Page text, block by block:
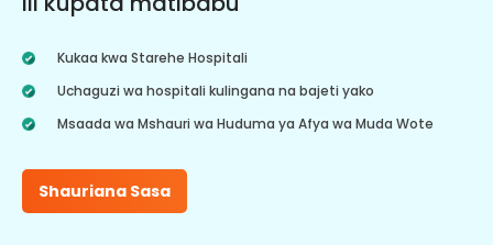
Kukaa kwa Starehe Hospitali
Uchaguzi wa hospitali kulingana na bajeti yako
Msaada wa Mshauri wa Huduma ya Afya wa Muda Wote
Shauriana Sasa